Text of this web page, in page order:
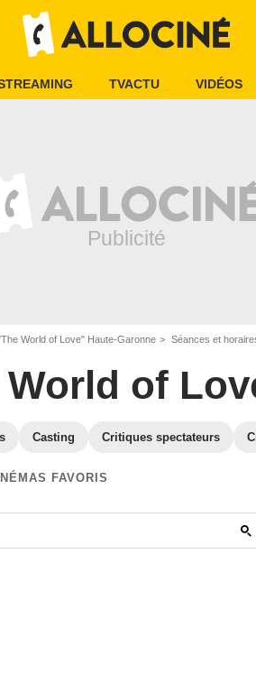
TVACTU VIDÉOS
World of Love" Haute-Garonne Séances et
World of
Casting Critiques spectateurs
FAVORIS